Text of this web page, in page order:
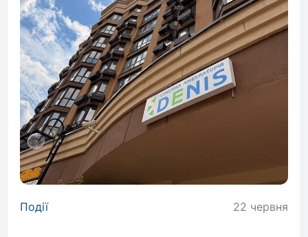
Події 22 червня